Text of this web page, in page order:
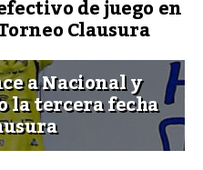
de juego en
Clausura
a Nacional y
tercera fecha